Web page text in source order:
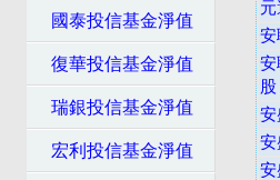
國泰投信基金淨值
復華投信基金淨值
瑞銀投信基金淨值
宏利投信基金淨值
元
安
安
股
安
安
安